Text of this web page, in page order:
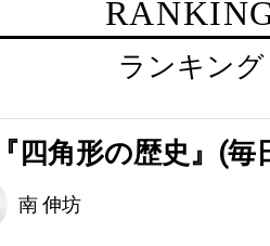
ランキング
『四角形の歴史』(毎
南 伸坊